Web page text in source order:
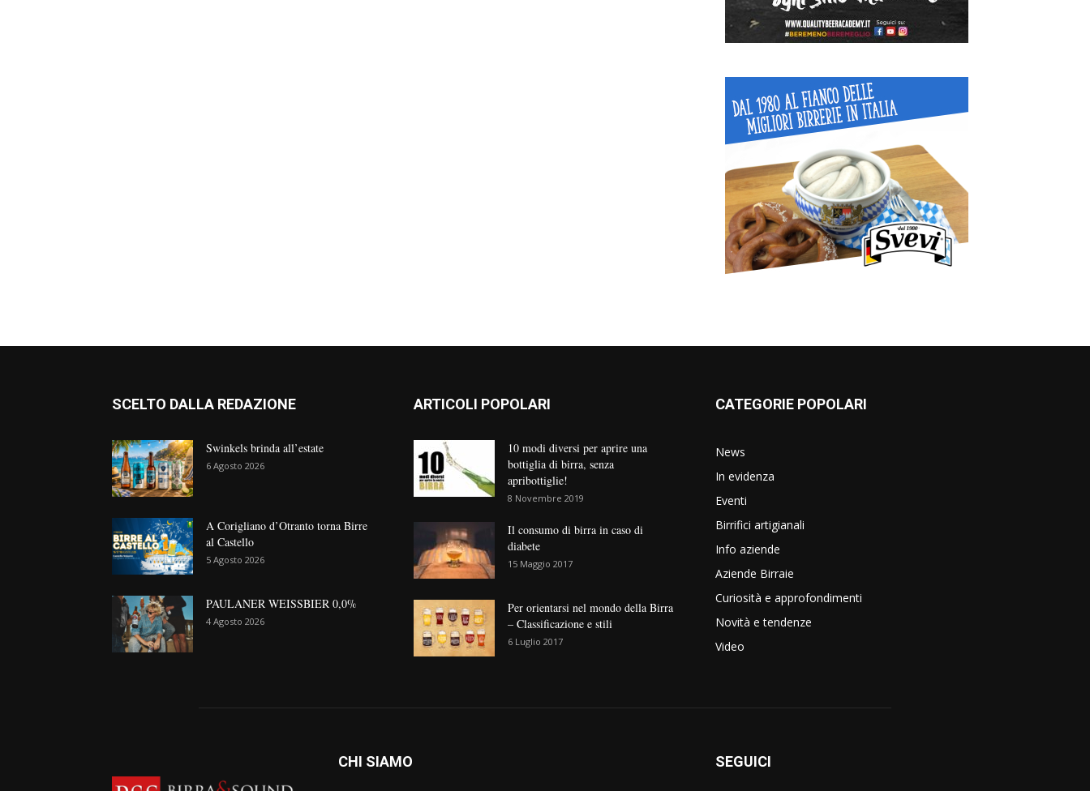
SCELTO DALLA REDAZIONE
Swinkels brinda all’estate
6 Agosto 2026
A Corigliano d’Otranto torna Birre
al Castello
5 Agosto 2026
PAULANER WEISSBIER 0,0%
4 Agosto 2026
ARTICOLI POPOLARI
10 modi diversi per aprire una
bottiglia di birra, senza
apribottiglie!
8 Novembre 2019
Il consumo di birra in caso di
diabete
15 Maggio 2017
Per orientarsi nel mondo della Birra
– Classificazione e stili
6 Luglio 2017
CATEGORIE POPOLARI
News
In evidenza
Eventi
Birrifici artigianali
Info aziende
Aziende Birraie
Curiosità e approfondimenti
Novità e tendenze
Video
CHI SIAMO SEGUICI